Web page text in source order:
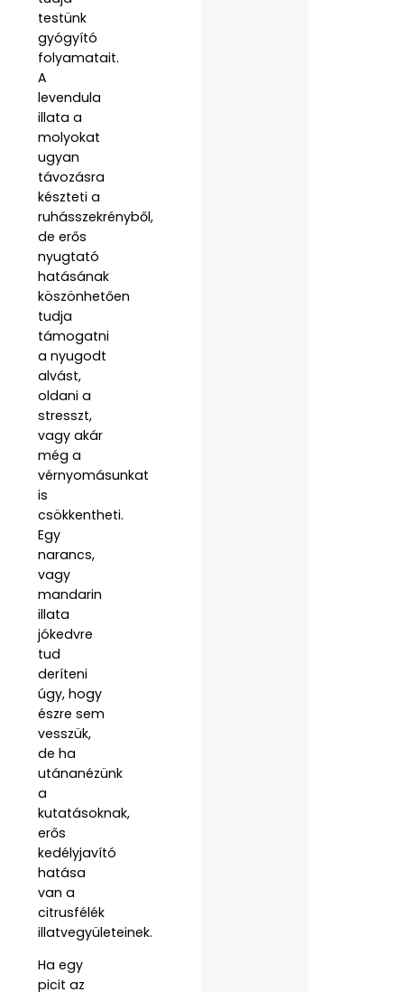
testünk
gyógyító
folyamatait.
A
levendula
illata a
molyokat
ugyan
távozásra
készteti a
ruhásszekrényből,
de erős
nyugtató
hatásának
köszönhetően
tudja
támogatni
a nyugodt
alvást,
oldani a
stresszt,
vagy akár
még a
vérnyomásunkat
is
csökkentheti.
Egy
narancs,
vagy
mandarin
illata
jókedvre
tud
deríteni
úgy, hogy
észre sem
vesszük,
de ha
utánanézünk
a
kutatásoknak,
erős
kedélyjavító
hatása
van a
citrusfélék
illatvegyületeinek.
Ha egy
picit az